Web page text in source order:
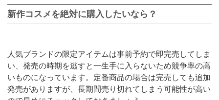
新作コスメを絶対に購入したいなら？
人気ブランドの限定アイテムは事前予約で即完売してしま
い、発売の時期を逃すと一生手に入らないため競争率の高
いものになっています。定番商品の場合は完売しても追加
発売がありますが、長期間売り切れてしまう可能性が高い